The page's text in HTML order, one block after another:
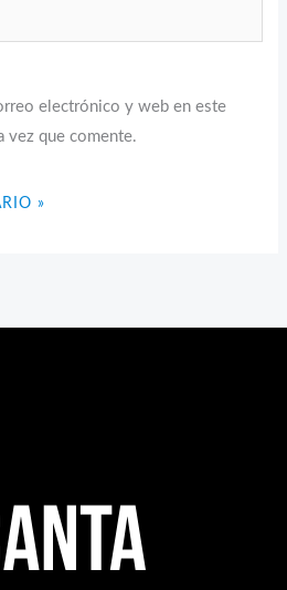
electrónico y web en este
vez que comente.